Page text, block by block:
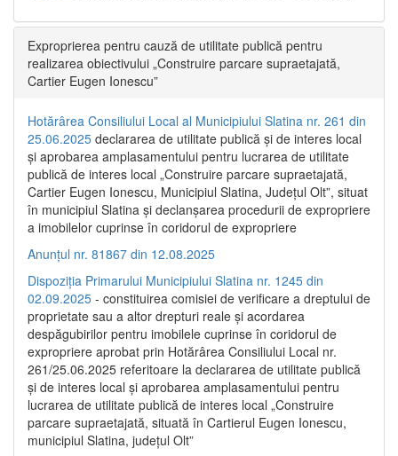
Exproprierea pentru cauză de utilitate publică pentru
realizarea obiectivului „Construire parcare supraetajată,
Cartier Eugen Ionescu”
Hotărârea Consiliului Local al Municipiului Slatina nr. 261 din
25.06.2025 declararea de utilitate publică și de interes local
și aprobarea amplasamentului pentru lucrarea de utilitate
publică de interes local „Construire parcare supraetajată,
Cartier Eugen Ionescu, Municipiul Slatina, Județul Olt”, situat
în municipiul Slatina și declanșarea procedurii de expropriere
a imobilelor cuprinse în coridorul de expropriere
Anunțul nr. 81867 din 12.08.2025
Dispoziția Primarului Municipiului Slatina nr. 1245 din
02.09.2025 - constituirea comisiei de verificare a dreptului de
proprietate sau a altor drepturi reale și acordarea
despăgubirilor pentru imobilele cuprinse în coridorul de
expropriere aprobat prin Hotărârea Consiliului Local nr.
261/25.06.2025 referitoare la declararea de utilitate publică
și de interes local și aprobarea amplasamentului pentru
lucrarea de utilitate publică de interes local „Construire
parcare supraetajată, situată în Cartierul Eugen Ionescu,
municipiul Slatina, județul Olt”